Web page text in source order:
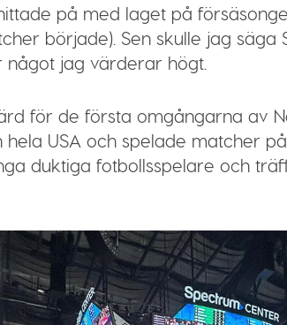
på med laget på
började). Sen skulle jag säga
jag värderar högt.
för de första omgångarna av
hela USA och spelade matcher
duktiga fotbollsspelare och